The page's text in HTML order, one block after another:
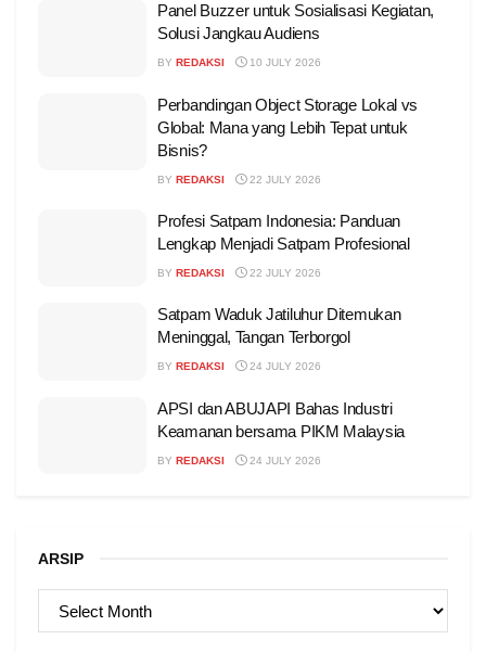
Panel Buzzer untuk Sosialisasi Kegiatan,
Solusi Jangkau Audiens
BY REDAKSI 10 JULY 2026
Perbandingan Object Storage Lokal vs
Global: Mana yang Lebih Tepat untuk
Bisnis?
BY REDAKSI 22 JULY 2026
Profesi Satpam Indonesia: Panduan
Lengkap Menjadi Satpam Profesional
BY REDAKSI 22 JULY 2026
Satpam Waduk Jatiluhur Ditemukan
Meninggal, Tangan Terborgol
BY REDAKSI 24 JULY 2026
APSI dan ABUJAPI Bahas Industri
Keamanan bersama PIKM Malaysia
BY REDAKSI 24 JULY 2026
ARSIP